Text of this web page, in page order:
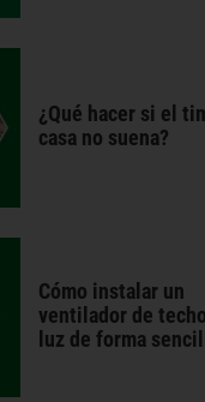
¿Qué hacer si el
casa no suena?
Cómo instalar un
ventilador de
luz de forma